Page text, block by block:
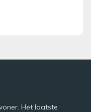
Het laatste